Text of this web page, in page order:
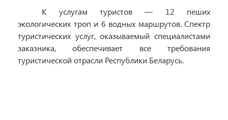
К услугам туристов — 12 пеших
экологических троп и 6 водных маршрутов. Спектр
туристических услуг, оказываемый специалистами
заказника, обеспечивает все требования
туристической отрасли Республики Беларусь.